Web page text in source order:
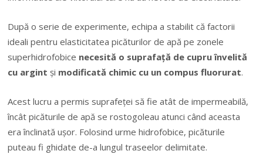
După o serie de experimente, echipa a stabilit că factorii
ideali pentru elasticitatea picăturilor de apă pe zonele
superhidrofobice necesită o suprafaţă de cupru învelită
cu argint şi modificată chimic cu un compus fluorurat.
Acest lucru a permis suprafeţei să fie atât de impermeabilă,
încât picăturile de apă se rostogoleau atunci când aceasta
era înclinată uşor. Folosind urme hidrofobice, picăturile
puteau fi ghidate de-a lungul traseelor delimitate.